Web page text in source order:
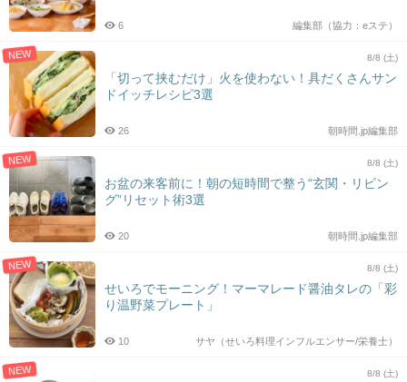
編集部（協力：eステ）
6
NEW 8/8 (土)
「切って挟むだけ」火を使わない！具だくさんサン
ドイッチレシピ3選
朝時間.jp編集部
26
NEW 8/8 (土)
お盆の来客前に！朝の短時間で整う“玄関・リビン
グ”リセット術3選
朝時間.jp編集部
20
NEW 8/8 (土)
せいろでモーニング！マーマレード醤油タレの「彩
り温野菜プレート」
サヤ（せいろ料理インフルエンサー/栄養士）
10
NEW 8/8 (土)